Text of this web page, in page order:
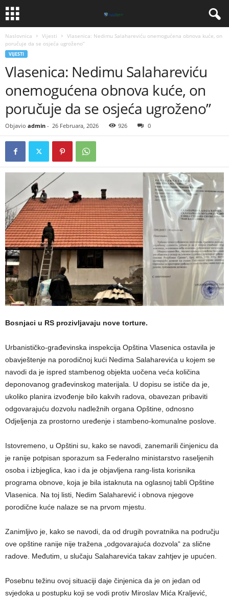
Naslovnica Vijesti
Vlasenica: Nedimu Salahareviću onemogućena obnova kuće, on
poručuje da se osjeća ugroženo”
VIJESTI
Vlasenica: Nedimu Salahareviću
onemogućena obnova kuće, on
poručuje da se osjeća ugroženo”
Objavio admin - 26 Februara, 2026 926 0
Bosnjaci u RS prozivljavaju nove torture.
Urbanističko-građevinska inspekcija Opština Vlasenica ostavila je
obavještenje na porodičnoj kući Nedima Salaharevića u kojem se
navodi da je ispred stambenog objekta uočena veća količina
deponovanog građevinskog materijala. U dopisu se ističe da je,
ukoliko planira izvođenje bilo kakvih radova, obavezan pribaviti
odgovarajuću dozvolu nadležnih organa Opštine, odnosno
Odjeljenja za prostorno uređenje i stambeno-komunalne poslove.
Istovremeno, u Opštini su, kako se navodi, zanemarili činjenicu da
je ranije potpisan sporazum sa Federalno ministarstvo raseljenih
osoba i izbjeglica, kao i da je objavljena rang-lista korisnika
programa obnove, koja je bila istaknuta na oglasnoj tabli Opštine
Vlasenica. Na toj listi, Nedim Salaharević i obnova njegove
porodične kuće nalaze se na prvom mjestu.
Zanimljivo je, kako se navodi, da od drugih povratnika na području
ove opštine ranije nije tražena „odgovarajuća dozvola“ za slične
radove. Međutim, u slučaju Salaharevića takav zahtjev je upućen.
Posebnu težinu ovoj situaciji daje činjenica da je on jedan od
svjedoka u postupku koji se vodi protiv Miroslav Mića Kraljević,